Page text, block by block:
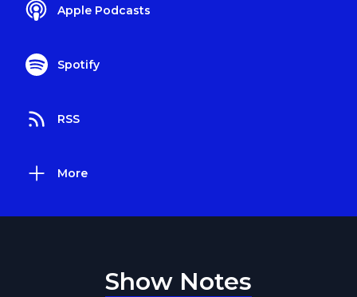
Apple Podcasts
Spotify
RSS
More
Show Notes